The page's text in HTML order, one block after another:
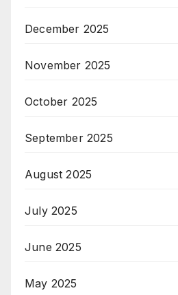
December 2025
November 2025
October 2025
September 2025
August 2025
July 2025
June 2025
May 2025